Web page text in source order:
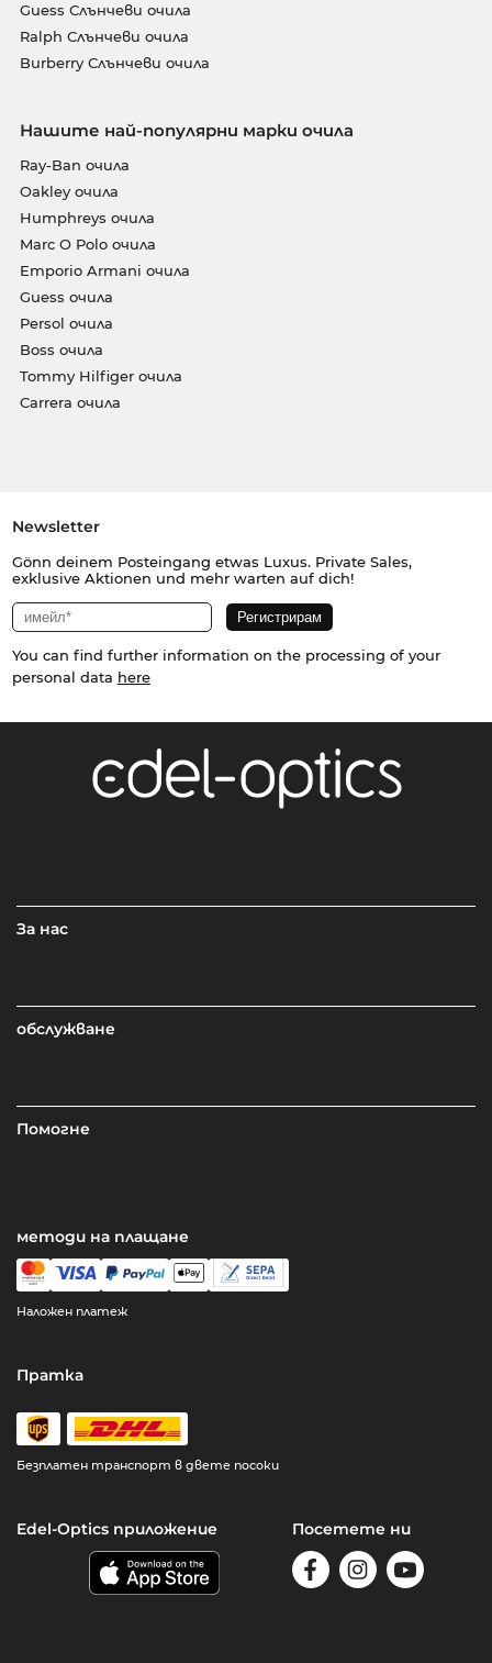
Guess Слънчеви очила
Ralph Слънчеви очила
Burberry Слънчеви очила
Нашите най-популярни марки очила
Ray-Ban очила
Oakley очила
Humphreys очила
Marc O Polo очила
Emporio Armani очила
Guess очила
Persol очила
Boss очила
Tommy Hilfiger очила
Carrera очила
Newsletter
Gönn deinem Posteingang etwas Luxus. Private Sales,
exklusive Aktionen und mehr warten auf dich!
You can find further information on the processing of your
personal data here
За нас
обслужване
Помогне
методи на плащане
Наложен платеж
Пратка
Безплатен транспорт в двете посоки
Edel-Optics приложение Посетете ни